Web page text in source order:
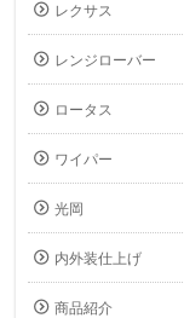
レクサス
レンジローバー
ロータス
ワイパー
光岡
内外装仕上げ
商品紹介